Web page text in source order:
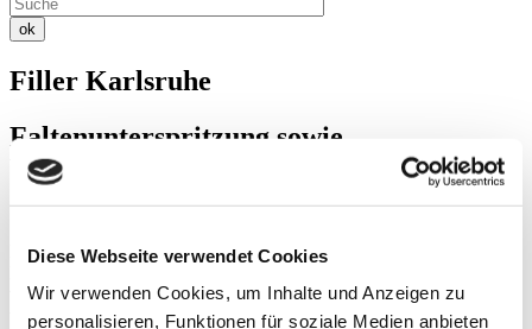
Diese Webseite verwendet Cookies
Wir verwenden Cookies, um Inhalte und Anzeigen zu
personalisieren, Funktionen für soziale Medien anbieten
ok
Filler Karlsruhe
Faltenunterspritzung sowie
Volumenaufbau mit Hyaluronsäure und
Calcium-Hydroxylapatit
Natürliche Schönheit und ein jugendliches Aussehen stehen für viele
verliert die Haut jedoch an Elastizität und Volumen, was zu Falten
und absackender Haut führen kann.